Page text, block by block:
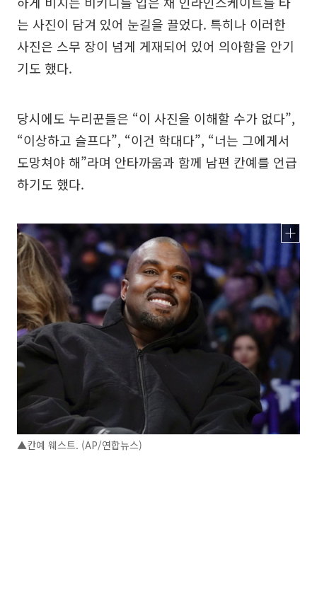
는 사진이 담겨 있어 눈길을 끌었다. 특히나 이러한
사진은 스무 장이 넘게 게재되어 있어 의아함을 안기
기도 했다.
당시에도 누리꾼들은 “이 사진을 이해할 수가 없다”,
“이상하고 슬프다”, “이건 학대다”, “너는 그에게서
도망쳐야 해”라며 안타까움과 함께 남편 칸예를 언급
하기도 했다.
▲칸예 웨스트. (AP/연합뉴스)